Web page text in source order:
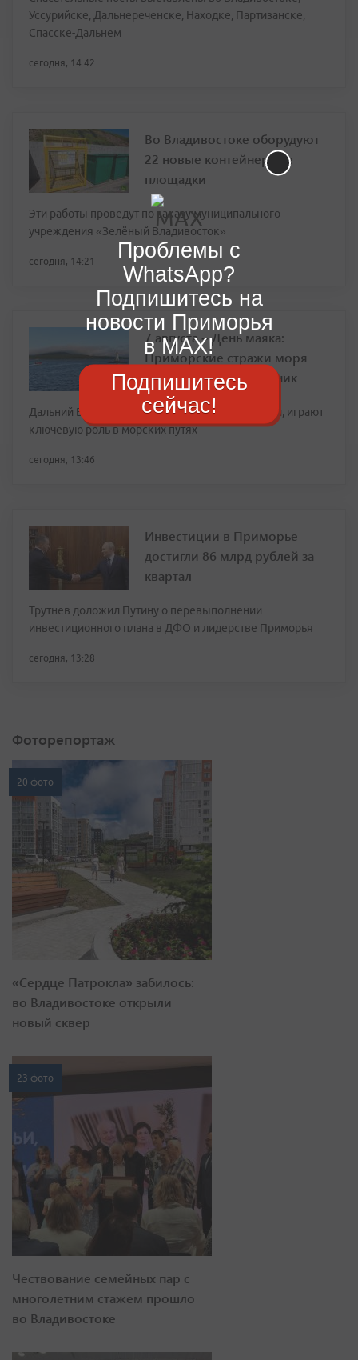
Уссурийске, Дальнереченске, Находке, Партизанске,
Спасске-Дальнем
сегодня, 14:42
Во Владивостоке оборудуют
22 новые контейнерные
площадки
Эти работы проведут по заказу муниципального
учреждения «Зелёный Владивосток»
сегодня, 14:21
7 августа – День маяка:
Приморские стражи моря
отмечают свой праздник
Дальний Восток России, и Приморье в частности, играют
ключевую роль в морских путях
сегодня, 13:46
Инвестиции в Приморье
достигли 86 млрд рублей за
квартал
Трутнев доложил Путину о перевыполнении
инвестиционного плана в ДФО и лидерстве Приморья
сегодня, 13:28
Фоторепортаж
20 фото
«Сердце Патрокла» забилось:
во Владивостоке открыли
новый сквер
23 фото
Чествование семейных пар с
многолетним стажем прошло
во Владивостоке
Проблемы с
WhatsApp?
Подпишитесь на
новости Приморья
в MAX!
Подпишитесь
сейчас!